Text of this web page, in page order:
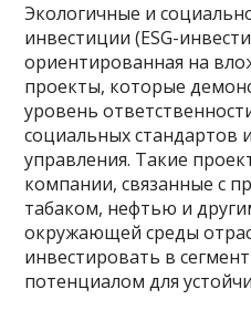
Экологичные и
инвестиции (ESG-
ориентированная на
проекты, которые
уровень
социальных стандартов
управления. Такие
компании, связанные с
табаком, нефтью и
окружающей среды
инвестировать в
потенциалом для